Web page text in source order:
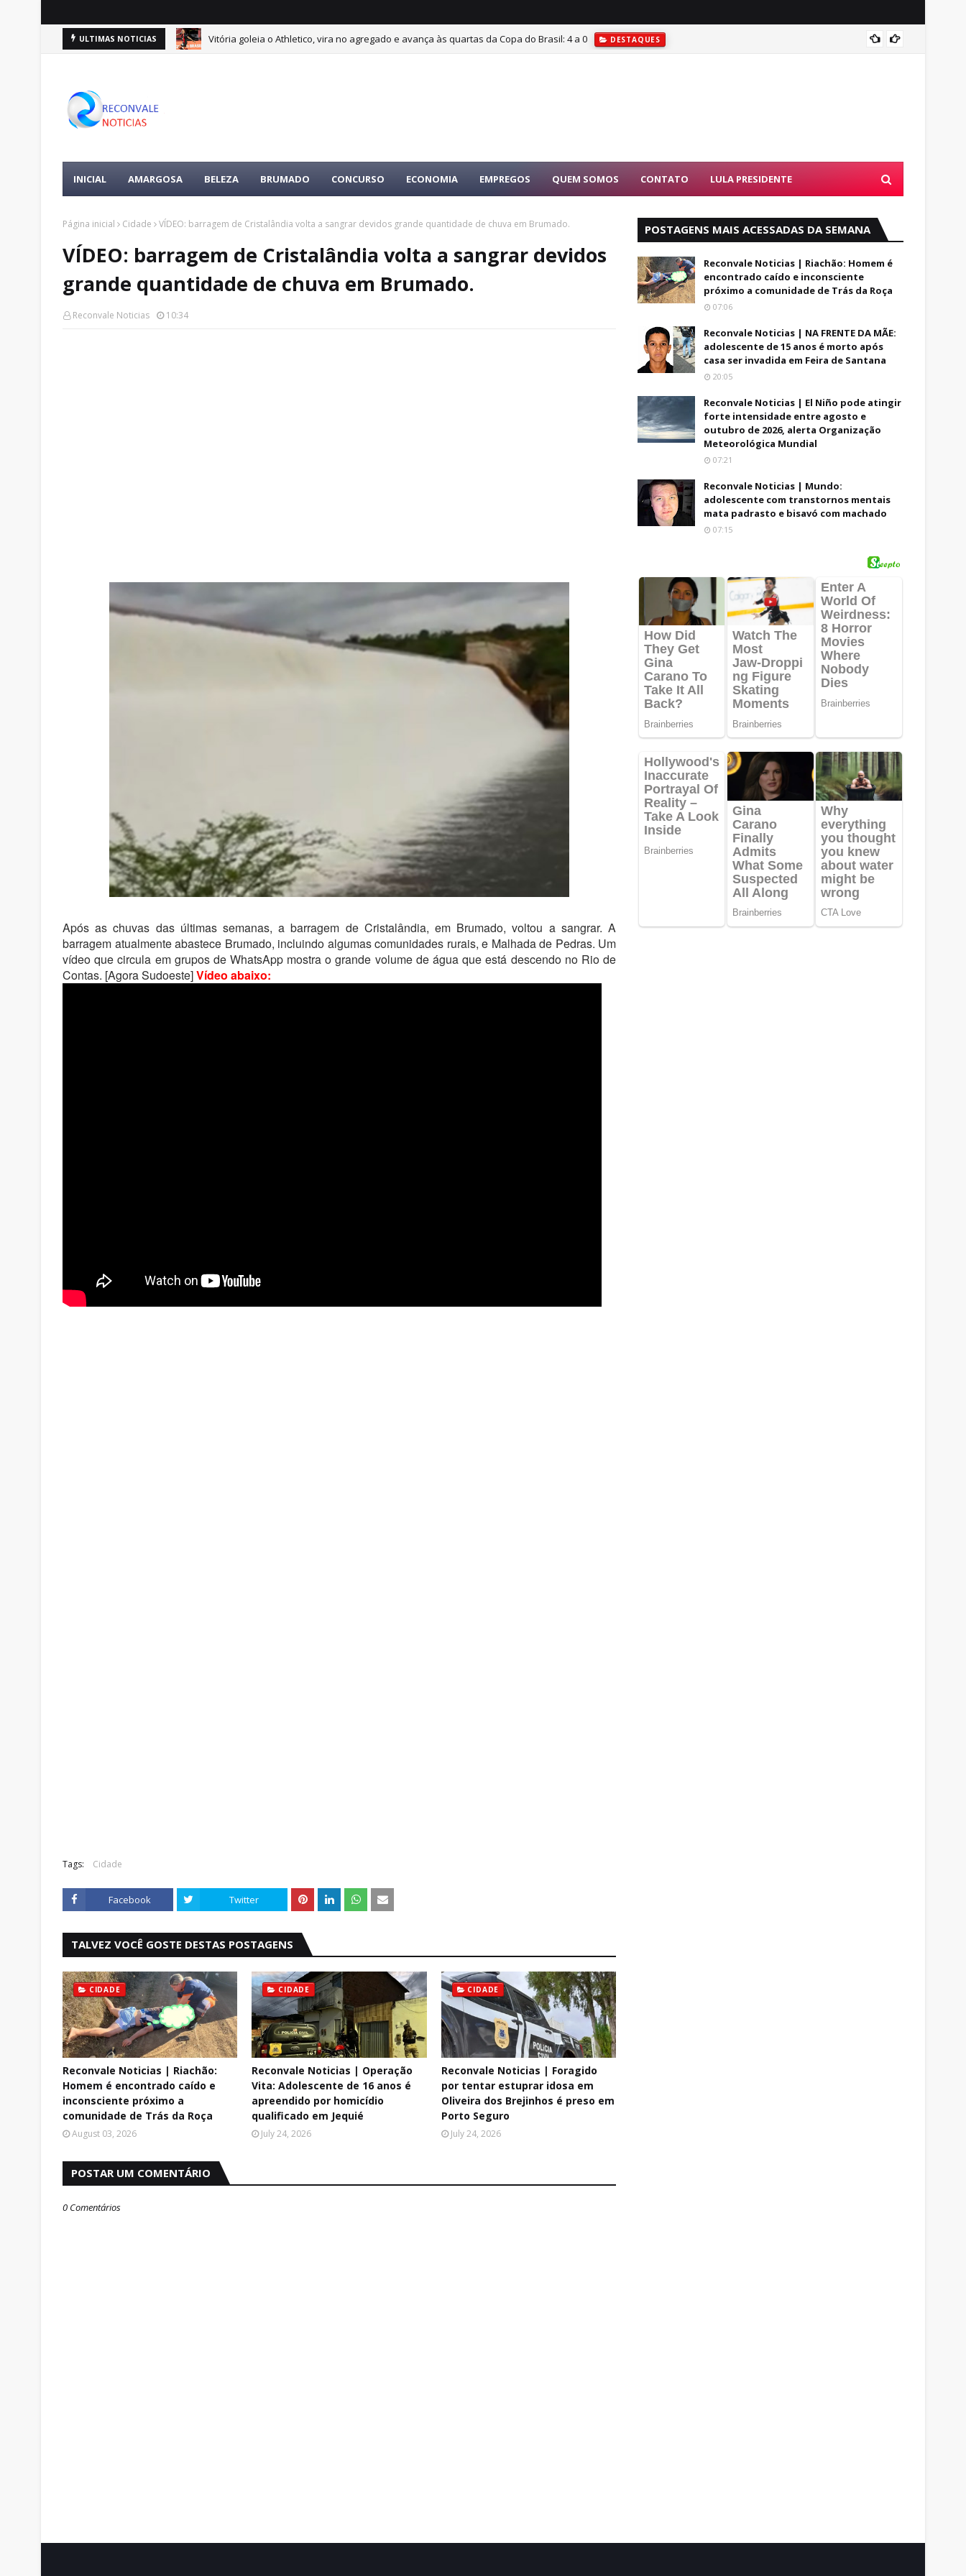
ULTIMAS NOTICIAS Vitória goleia o Athletico, vira no agregado e avança às quartas da Copa do Brasil: 4 a 0 DESTAQUES
INICIAL AMARGOSA BELEZA BRUMADO CONCURSO ECONOMIA EMPREGOS QUEM SOMOS CONTATO LULA PRESIDENTE
Página inicial Cidade VÍDEO: barragem de Cristalândia volta a sangrar devidos grande quantidade de chuva em Brumado.
VÍDEO: barragem de Cristalândia volta a sangrar devidos
grande quantidade de chuva em Brumado.
Reconvale Noticias 10:34
Após as chuvas das últimas semanas, a barragem de Cristalândia, em Brumado, voltou a sangrar. A
barragem atualmente abastece Brumado, incluindo algumas comunidades rurais, e Malhada de Pedras. Um
vídeo que circula em grupos de WhatsApp mostra o grande volume de água que está descendo no Rio de
Contas. [Agora Sudoeste]Vídeo abaixo:
Tags: Cidade
Facebook Twitter
TALVEZ VOCÊ GOSTE DESTAS POSTAGENS
CIDADE
Reconvale Noticias | Riachão:
Homem é encontrado caído e
inconsciente próximo a
comunidade de Trás da Roça
August 03, 2026
CIDADE
Reconvale Noticias | Operação
Vita: Adolescente de 16 anos é
apreendido por homicídio
qualificado em Jequié
July 24, 2026
CIDADE
Reconvale Noticias | Foragido
por tentar estuprar idosa em
Oliveira dos Brejinhos é preso em
Porto Seguro
July 24, 2026
POSTAR UM COMENTÁRIO
0 Comentários
POSTAGENS MAIS ACESSADAS DA SEMANA
Reconvale Noticias | Riachão: Homem é
encontrado caído e inconsciente
próximo a comunidade de Trás da Roça
07:06
Reconvale Noticias | NA FRENTE DA MÃE:
adolescente de 15 anos é morto após
casa ser invadida em Feira de Santana
20:05
Reconvale Noticias | El Niño pode atingir
forte intensidade entre agosto e
outubro de 2026, alerta Organização
Meteorológica Mundial
07:21
Reconvale Noticias | Mundo:
adolescente com transtornos mentais
mata padrasto e bisavó com machado
07:15